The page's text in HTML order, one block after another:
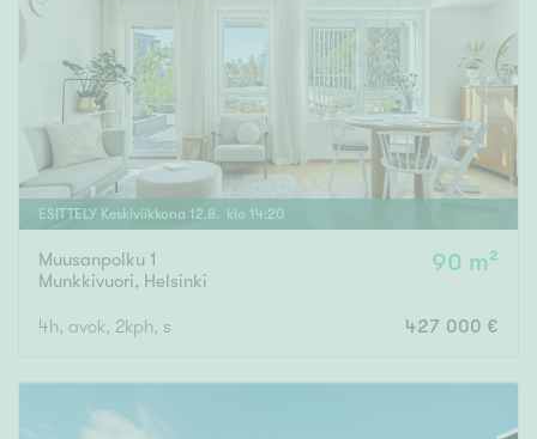
ESITTELY Keskiviikkona 12.8 . klo 14:20
Muusanpolku 1
Munkkivuori, Helsinki
90 m²
4h, avok, 2kph, s 427 000 €